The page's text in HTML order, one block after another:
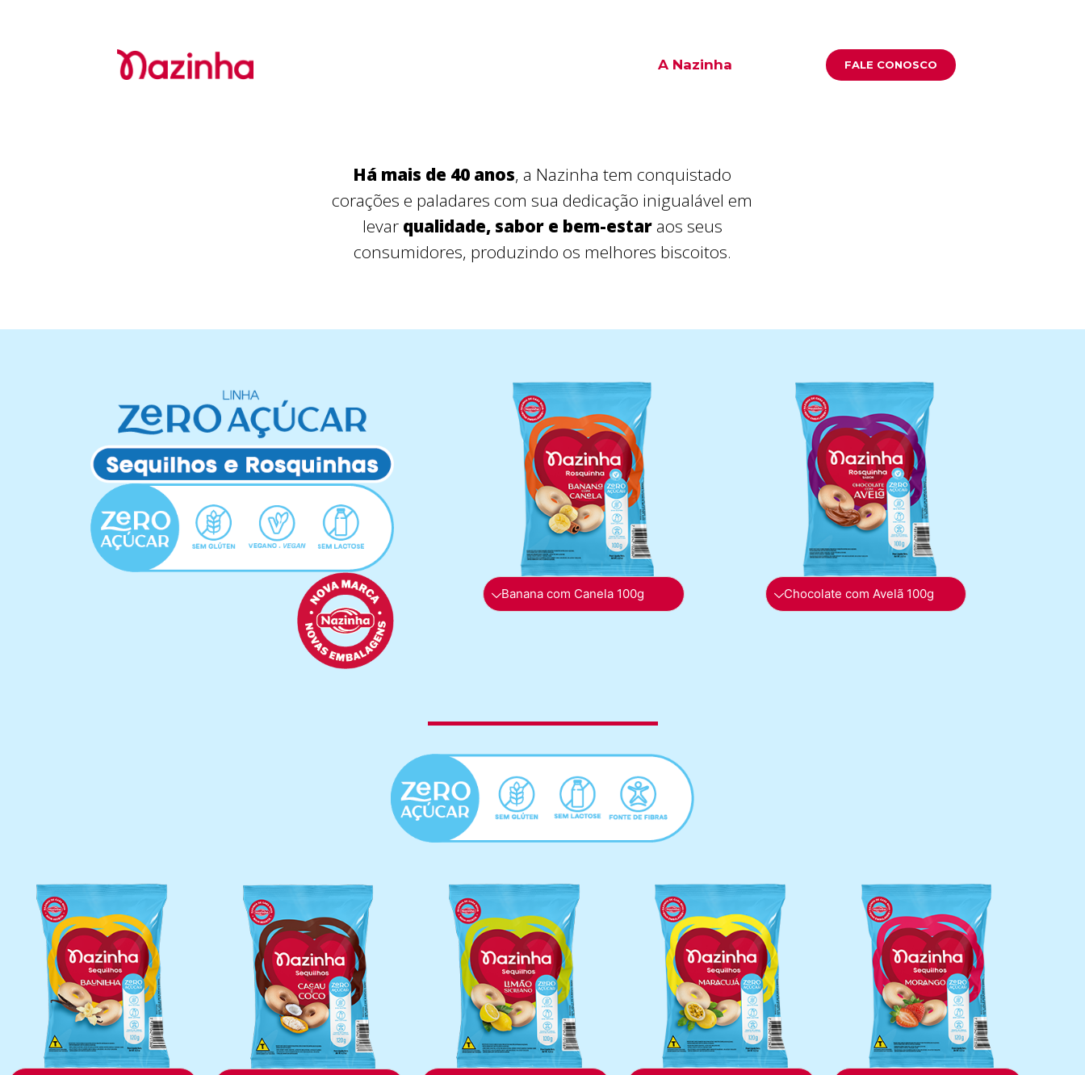
A Nazinha FALE CONOSCO
Há mais de 40 anos, a Nazinha tem conquistado
corações e paladares com sua dedicação inigualável em
levar qualidade, sabor e bem-estar aos seus
consumidores, produzindo os melhores biscoitos.
Banana com Canela 100g Chocolate com Avelã 100g